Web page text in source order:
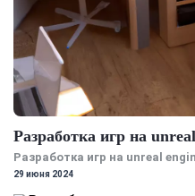
Разработка игр на
Разработка игр на unreal
29 июня 2024